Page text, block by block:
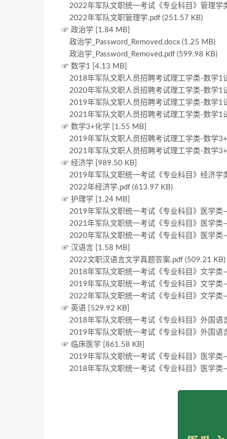
2022年军队文职统一考试《专业科目》管理学
2022年军队文职管理学.pdf (251.57 KB)
☞ 政治学 [1.84 MB]
政治学_Password_Removed.docx (1.25 MB)
政治学_Password_Removed.pdf (599.98 KB)
☞ 数学1 [4.13 MB]
2018年军队文职人员招聘考试理工学类-数学1
2020年军队文职人员招聘考试理工学类-数学1
2019年军队文职人员招聘考试理工学类-数学1
2021年军队文职人员招聘考试理工学类-数学1
☞ 数学3+化学 [1.55 MB]
2019年军队文职人员招聘考试理工学类-数学
2021年军队文职人员招聘考试理工学类-数学
☞ 经济学 [989.50 KB]
2019年军队文职统一考试《专业科目》经济学
2022年经济学.pdf (613.97 KB)
☞ 护理学 [1.24 MB]
2019年军队文职统一考试《专业科目》医学类
2021年军队文职统一考试《专业科目》医学类
2020年军队文职统一考试《专业科目》医学类
☞ 汉语言 [1.58 MB]
2022文职汉语言文学真题答案.pdf (509.21 KB)
2018年军队文职统一考试《专业科目》文学类
2019年军队文职统一考试《专业科目》文学类
2022年军队文职统一考试《专业科目》文学类
☞ 英语 [529.92 KB]
2018年军队文职统一考试《专业科目》外国语
2019年军队文职统一考试《专业科目》外国语
☞ 临床医学 [861.58 KB]
2019年军队文职统一考试《专业科目》医学类
2018年军队文职统一考试《专业科目》医学类